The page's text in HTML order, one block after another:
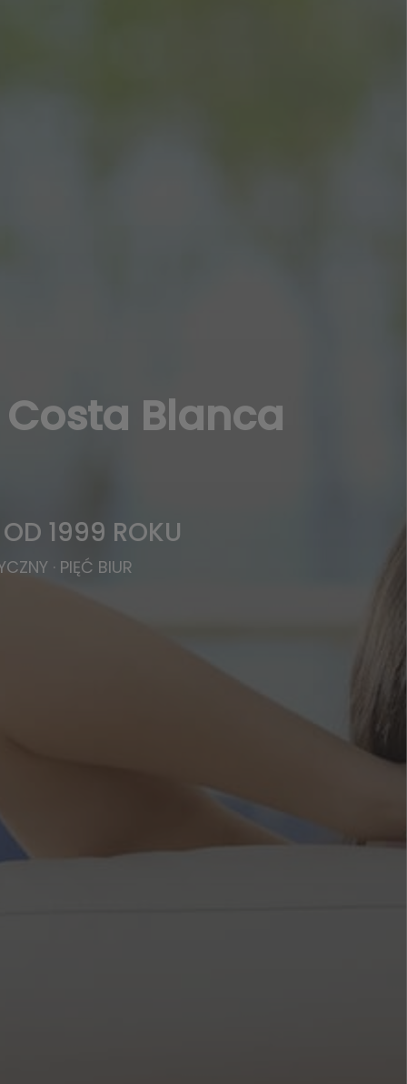
Blanca
1999 ROKU
· PIĘĆ BIUR